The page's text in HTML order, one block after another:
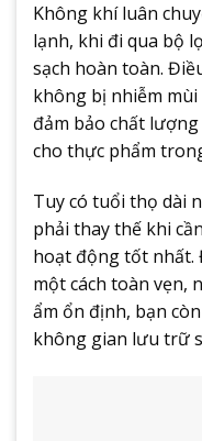
Không khí luân
lạnh, khi đi qua bộ
sạch hoàn toàn.
không bị nhiễm
đảm bảo chất
cho thực phẩm
Tuy có tuổi thọ dài
phải thay thế khi
hoạt động tốt nhất.
một cách toàn vẹn,
ẩm ổn định, bạn
không gian lưu trữ